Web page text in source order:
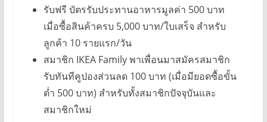
รับฟรี บัตรรับประทานอาหารมูลค่า 500 บาท
เมื่อซื้อสินค้าครบ 5,000 บาท/ใบเสร็จ สำหรับ
ลูกค้า 10 รายแรก/วัน
สมาชิก IKEA Family พาเพื่อนมาสมัครสมาชิก
รับทันทีคูปองส่วนลด 100 บาท (เมื่อมียอดซื้อขั้น
ต่ำ 500 บาท) สำหรับทั้งสมาชิกปัจจุบันและ
สมาชิกใหม่